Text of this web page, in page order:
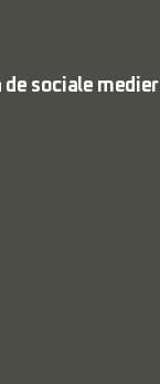
de sociale medier